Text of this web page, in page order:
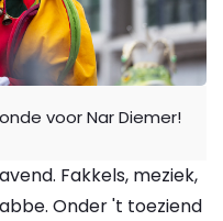
voor Nar Diemer!
Fakkels, meziek,
Onder 't toeziend